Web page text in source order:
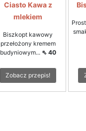
Ciasto Kawa z
mlekiem
Biszkopt kawowy
przełożony kremem
budyniowym... ⇖ 40
Zobacz przepis!